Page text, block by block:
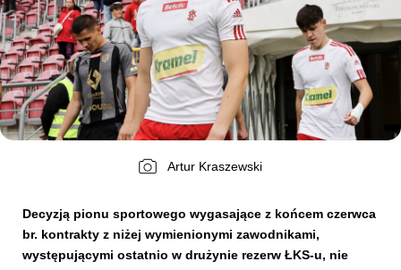
Biznes
Dla mediów
Artur Kraszewski
Decyzją pionu sportowego wygasające z końcem czerwca
br. kontrakty z niżej wymienionymi zawodnikami,
występującymi ostatnio w drużynie rezerw ŁKS-u, nie